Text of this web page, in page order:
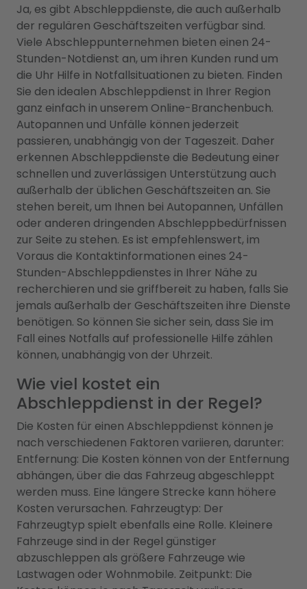
Ja, es gibt Abschleppdienste, die auch außerhalb
der regulären Geschäftszeiten verfügbar sind.
Viele Abschleppunternehmen bieten einen 24-
Stunden-Notdienst an, um ihren Kunden rund um
die Uhr Hilfe in Notfallsituationen zu bieten. Finden
Sie den idealen Abschleppdienst in Ihrer Region
ganz einfach in unserem Online-Branchenbuch.
Autopannen und Unfälle können jederzeit
passieren, unabhängig von der Tageszeit. Daher
erkennen Abschleppdienste die Bedeutung einer
schnellen und zuverlässigen Unterstützung auch
außerhalb der üblichen Geschäftszeiten an. Sie
stehen bereit, um Ihnen bei Autopannen, Unfällen
oder anderen dringenden Abschleppbedürfnissen
zur Seite zu stehen. Es ist empfehlenswert, im
Voraus die Kontaktinformationen eines 24-
Stunden-Abschleppdienstes in Ihrer Nähe zu
recherchieren und sie griffbereit zu haben, falls Sie
jemals außerhalb der Geschäftszeiten ihre Dienste
benötigen. So können Sie sicher sein, dass Sie im
Fall eines Notfalls auf professionelle Hilfe zählen
können, unabhängig von der Uhrzeit.
Wie viel kostet ein
Abschleppdienst in der Regel?
Die Kosten für einen Abschleppdienst können je
nach verschiedenen Faktoren variieren, darunter:
Entfernung: Die Kosten können von der Entfernung
abhängen, über die das Fahrzeug abgeschleppt
werden muss. Eine längere Strecke kann höhere
Kosten verursachen. Fahrzeugtyp: Der
Fahrzeugtyp spielt ebenfalls eine Rolle. Kleinere
Fahrzeuge sind in der Regel günstiger
abzuschleppen als größere Fahrzeuge wie
Lastwagen oder Wohnmobile. Zeitpunkt: Die